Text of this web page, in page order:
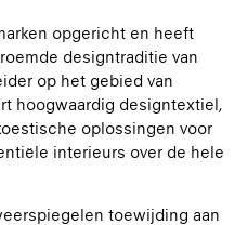
opgericht en heeft
designtraditie van
op het gebied van
hoogwaardig designtextiel,
oplossingen voor
interieurs over de hele
toewijding aan